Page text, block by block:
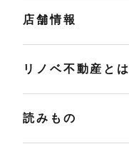
店舗情報
リノベ不動産とは
読みもの